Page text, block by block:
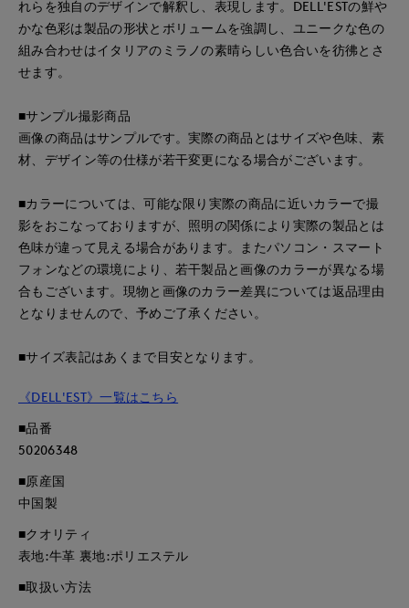
れらを独自のデザインで解釈し、表現します。DELL'ESTの鮮や
かな色彩は製品の形状とボリュームを強調し、ユニークな色の
組み合わせはイタリアのミラノの素晴らしい色合いを彷彿とさ
せます。
■サンプル撮影商品
画像の商品はサンプルです。実際の商品とはサイズや色味、素
材、デザイン等の仕様が若干変更になる場合がございます。
■カラーについては、可能な限り実際の商品に近いカラーで撮
影をおこなっておりますが、照明の関係により実際の製品とは
色味が違って見える場合があります。またパソコン・スマート
フォンなどの環境により、若干製品と画像のカラーが異なる場
合もございます。現物と画像のカラー差異については返品理由
となりませんので、予めご了承ください。
■サイズ表記はあくまで目安となります。
《DELL'EST》一覧はこちら
■品番
50206348
■原産国
中国製
■クオリティ
表地:牛革 裏地:ポリエステル
■取扱い方法